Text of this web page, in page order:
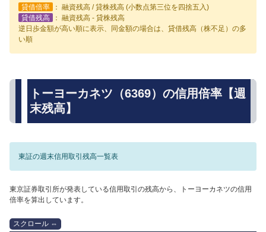
貸借倍率
： 融資残高 / 貸株残高 (小数点第三位を四捨五入)
貸借残高
： 融資残高 - 貸株残高
逆日歩金額が高い順に表示、同金額の場合は、貸借残高（株不足）の多
い順
トーヨーカネツ（6369）の信用倍率【週
末残高】
東証の週末信用取引残高一覧表
東京証券取引所が発表している信用取引の残高から、トーヨーカネツの信用
倍率を算出しています。